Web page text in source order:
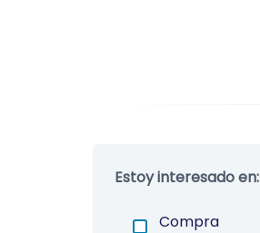
Estoy interesado en:
Compra